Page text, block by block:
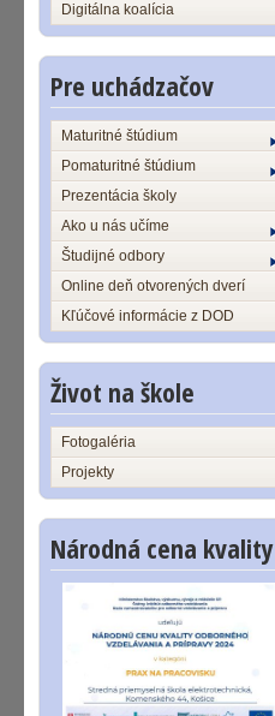
Digitálna koalícia
Pre uchádzačov
Maturitné štúdium
Pomaturitné štúdium
Prezentácia školy
Ako u nás učíme
Študijné odbory
Online deň otvorených dverí
Kľúčové informácie z DOD
Život na škole
Fotogaléria
Projekty
Národná cena kvality